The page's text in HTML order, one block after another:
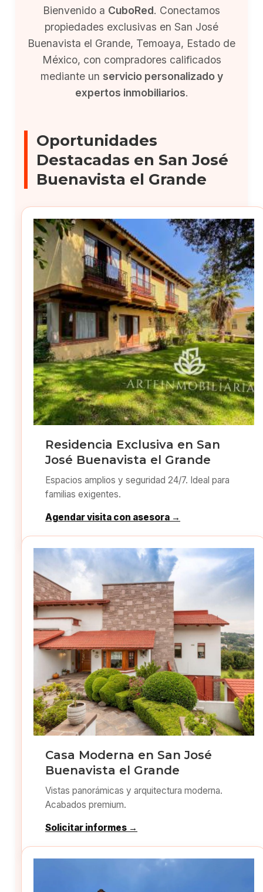
Bienvenido a CuboRed. Conectamos
propiedades exclusivas en San José
Buenavista el Grande, Temoaya, Estado de
México, con compradores calificados
mediante un servicio personalizado y
expertos inmobiliarios.
Oportunidades
Destacadas en San José
Buenavista el Grande
Residencia Exclusiva en San
José Buenavista el Grande
Espacios amplios y seguridad 24/7. Ideal para
familias exigentes.
Agendar visita con asesora →
Casa Moderna en San José
Buenavista el Grande
Vistas panorámicas y arquitectura moderna.
Acabados premium.
Solicitar informes →